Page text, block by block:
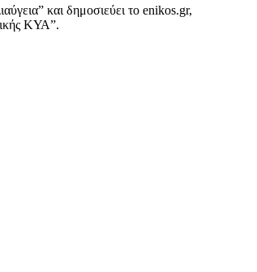
και δημοσιεύει το enikos.gr,
ΚΥΑ”.